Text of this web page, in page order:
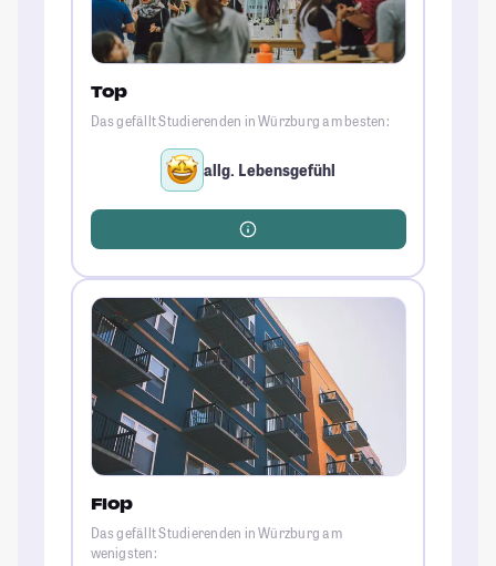
Top
Das gefällt Studierenden in Würzburg am besten:
allg. Lebensgefühl
Flop
Das gefällt Studierenden in Würzburg am
wenigsten: